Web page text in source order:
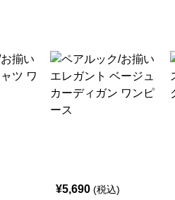
¥5,690 (税込)